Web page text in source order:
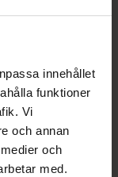
innehållet
funktioner
Vi
och annan
och
med.